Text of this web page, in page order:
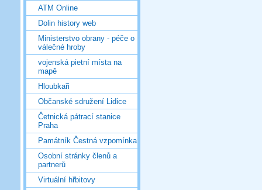
ATM Online
Dolin history web
Ministerstvo obrany - péče o
válečné hroby
vojenská pietní místa na
mapě
Hloubkaři
Občanské sdružení Lidice
Četnická pátrací stanice
Praha
Památník Čestná vzpomínka
Osobní stránky členů a
partnerů
Virtuální hřbitovy